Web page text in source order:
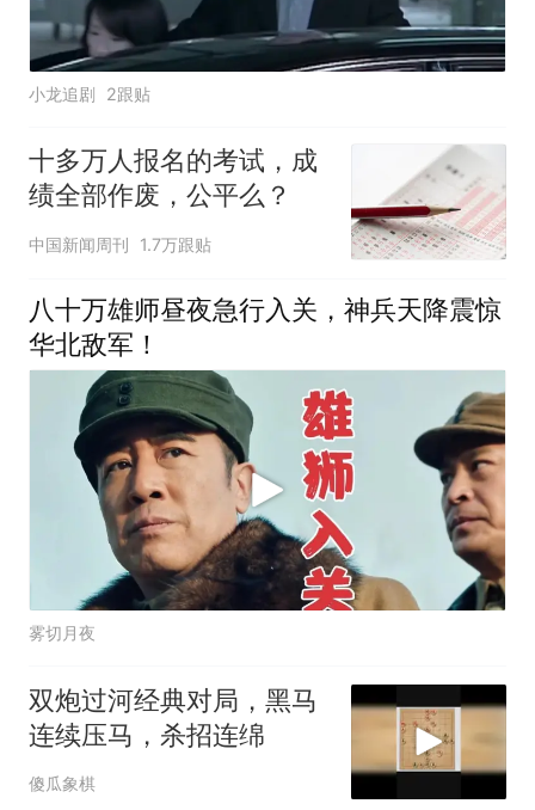
小龙追剧 2跟贴
十多万人报名的考试，成
绩全部作废，公平么？
中国新闻周刊 1.7万跟贴
八十万雄师昼夜急行入关，神兵天降震惊
华北敌军！
雾切月夜
双炮过河经典对局，黑马
连续压马，杀招连绵
傻瓜象棋